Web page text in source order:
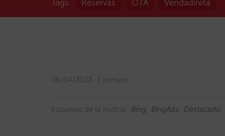
Tags: Reservas OTA Vendadireta
06/04/2022 1 minuto
Etiquetas de la noticia: Bing BingAds Destacado